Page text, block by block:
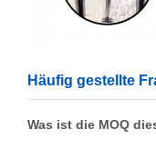
Häufig gestellte
Was ist die MOQ